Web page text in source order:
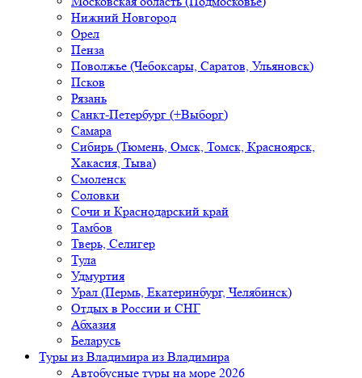
Нижний Новгород
Орел
Пенза
Поволжье (Чебоксары, Саратов, Ульяновск)
Псков
Рязань
Санкт-Петербург (+Выборг)
Самара
Сибирь (Тюмень, Омск, Томск, Красноярск,
Хакасия, Тыва)
Смоленск
Соловки
Сочи и Краснодарский край
Тамбов
Тверь, Селигер
Тула
Удмуртия
Урал (Пермь, Екатеринбург, Челябинск)
Отдых в России и СНГ
Абхазия
Беларусь
Туры из Владимира из Владимира
Автобусные туры на море 2026